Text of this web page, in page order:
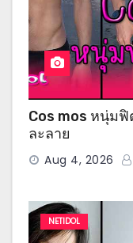
Cos mos หนุ่มฟิ
ละลาย
Aug 4, 2026
NETIDOL